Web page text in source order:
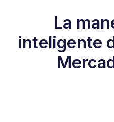
La
inteligente